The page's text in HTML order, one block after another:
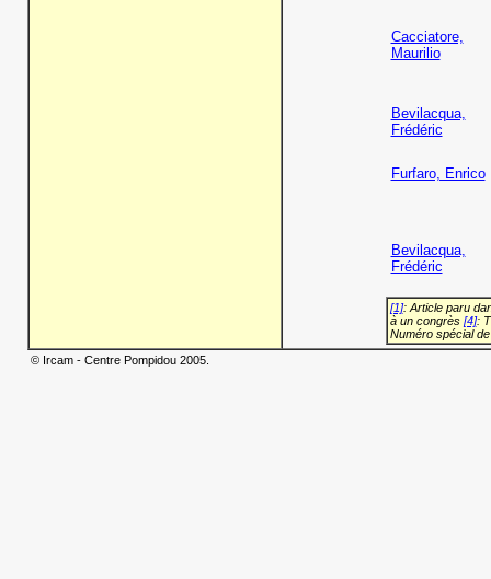
Cacciatore,
Maurilio
Bevilacqua,
Frédéric
Furfaro, Enrico
Bevilacqua,
Frédéric
[1]: Article paru
à un congrès [4]:
Numéro spécial
© Ircam - Centre Pompidou 2005.